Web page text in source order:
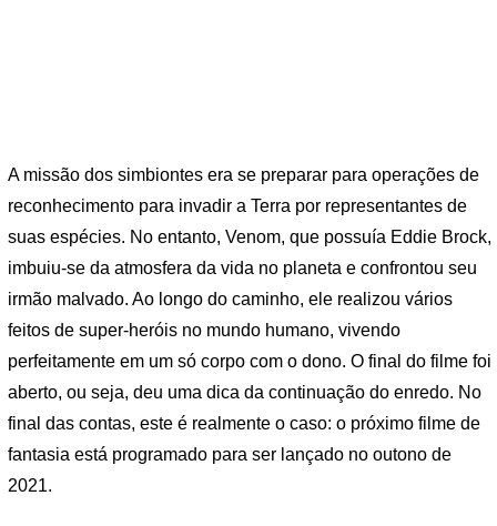
A missão dos simbiontes era se preparar para operações de
reconhecimento para invadir a Terra por representantes de
suas espécies. No entanto, Venom, que possuía Eddie Brock,
imbuiu-se da atmosfera da vida no planeta e confrontou seu
irmão malvado. Ao longo do caminho, ele realizou vários
feitos de super-heróis no mundo humano, vivendo
perfeitamente em um só corpo com o dono. O final do filme foi
aberto, ou seja, deu uma dica da continuação do enredo. No
final das contas, este é realmente o caso: o próximo filme de
fantasia está programado para ser lançado no outono de
2021.